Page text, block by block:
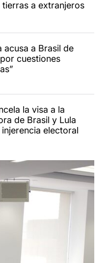
a extranjeros
acusa a Brasil de
cuestiones
la visa a la
de Brasil y Lula
electoral